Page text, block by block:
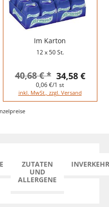
Im Karton
12 x 50 St.
34,58 €
40,68 € *
0,06 €/1 st
inkl. MwSt., zzgl. Versand
ZUTATEN
UND
ALLERGENE